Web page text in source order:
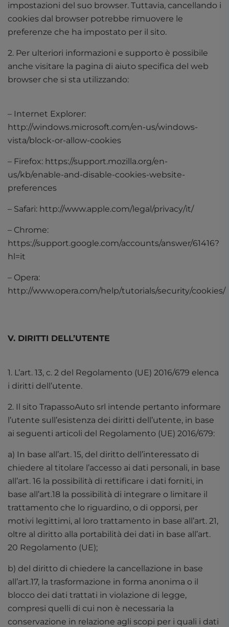
impostazioni del suo browser. Tuttavia, cancellando i
cookies dal browser potrebbe rimuovere le
preferenze che ha impostato per il sito.
2. Per ulteriori informazioni e supporto è possibile
anche visitare la pagina di aiuto specifica del web
browser che si sta utilizzando:
– Internet Explorer:
http://windows.microsoft.com/en-us/windows-
vista/block-or-allow-cookies
– Firefox: https://support.mozilla.org/en-
us/kb/enable-and-disable-cookies-website-
preferences
– Safari: http://www.apple.com/legal/privacy/it/
– Chrome:
https://support.google.com/accounts/answer/61416?
hl=it
– Opera:
http://www.opera.com/help/tutorials/security/cookies/
V. DIRITTI DELL’UTENTE
1. L’art. 13, c. 2 del Regolamento (UE) 2016/679 elenca
i diritti dell’utente.
2. Il sito TrapassoAuto srl intende pertanto informare
l’utente sull’esistenza dei diritti dell’utente, in base
ai seguenti articoli del Regolamento (UE) 2016/679:
a) In base all’art. 15, del diritto dell’interessato di
chiedere al titolare l’accesso ai dati personali, in base
all’art. 16 la possibilità di rettificare i dati forniti, in
base all’art.18 la possibilità di integrare o limitare il
trattamento che lo riguardino, o di opporsi, per
motivi legittimi, al loro trattamento in base all’art. 21,
oltre al diritto alla portabilità dei dati in base all’art.
20 Regolamento (UE);
b) del diritto di chiedere la cancellazione in base
all’art.17, la trasformazione in forma anonima o il
blocco dei dati trattati in violazione di legge,
compresi quelli di cui non è necessaria la
conservazione in relazione agli scopi per i quali i dati